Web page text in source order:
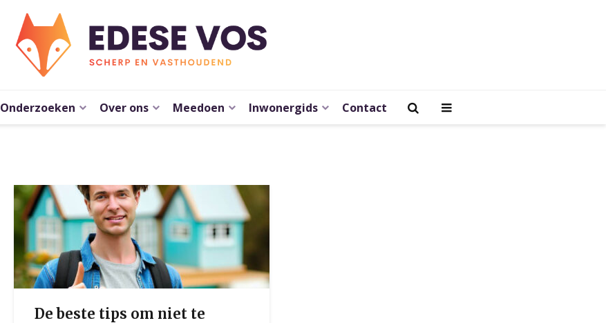
Onderzoeken Over ons Meedoen Inwonergids Contact
De beste tips om niet te